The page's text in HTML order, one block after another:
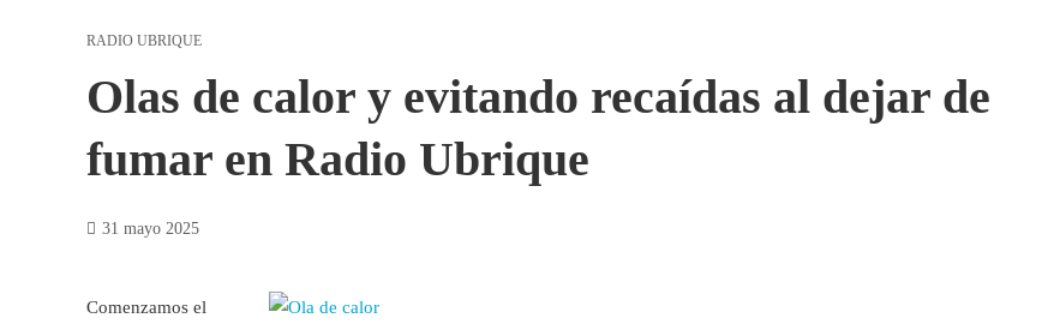
RADIO UBRIQUE
Olas de calor y evitando recaídas al dejar de
fumar en Radio Ubrique
31 mayo 2025
Comenzamos el